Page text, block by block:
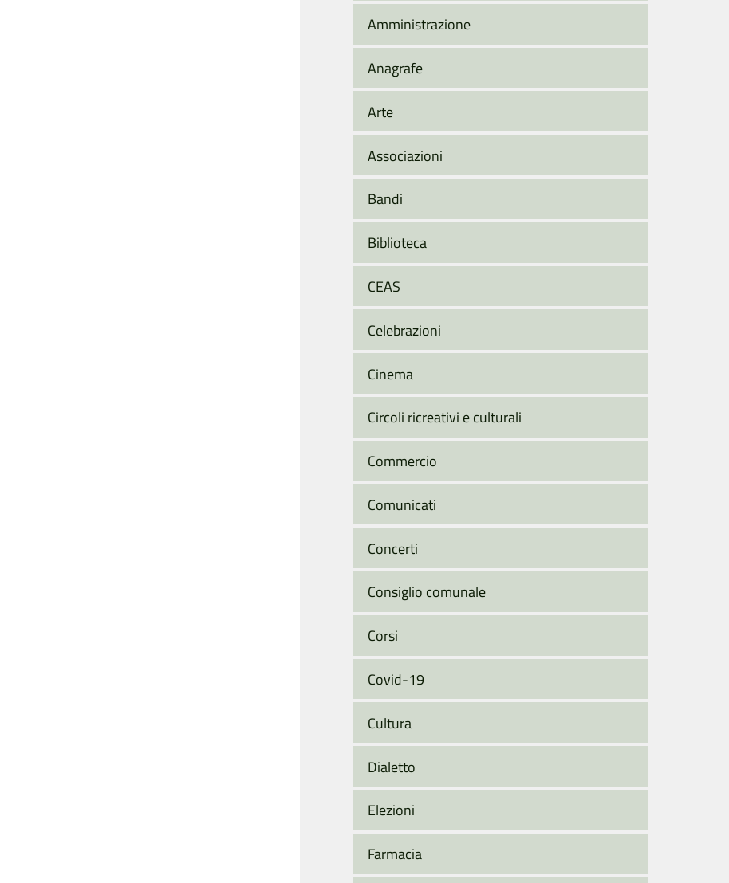
Amministrazione
Anagrafe
Arte
Associazioni
Bandi
Biblioteca
CEAS
Celebrazioni
Cinema
Circoli ricreativi e culturali
Commercio
Comunicati
Concerti
Consiglio comunale
Corsi
Covid-19
Cultura
Dialetto
Elezioni
Farmacia